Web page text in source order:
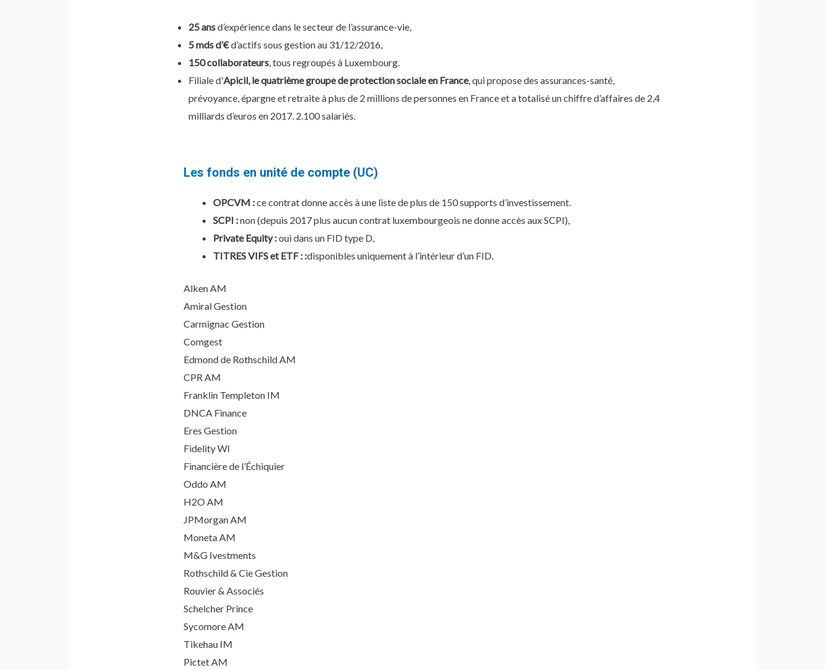
25 ansd’expérience dans le secteur de l’assurance-vie,
5 mds d’€d’actifs sous gestion au 31/12/2016,
150 collaborateurs, tous regroupés à Luxembourg.
Filiale d'Apicil, le quatrième groupe de protection sociale en France, qui propose des assurances-santé,
prévoyance, épargne et retraite à plus de 2 millions de personnes en France et a totalisé un chiffre d’affaires de 2,4
milliards d’euros en 2017. 2.100 salariés.
Les fonds en unité de compte (UC)
OPCVM :ce contrat donne accès à une liste de plus de 150 supports d’investissement.
SCPI :non (depuis 2017 plus aucun contrat luxembourgeois ne donne accès aux SCPI),
Private Equity :oui dans un FID type D,
TITRES VIFS et ETF : :disponibles uniquement à l’intérieur d’un FID.
Alken AM
Amiral Gestion
Carmignac Gestion
Comgest
Edmond de Rothschild AM
CPR AM
Franklin Templeton IM
DNCA Finance
Eres Gestion
Fidelity WI
Financière de l’Échiquier
Oddo AM
H2O AM
JPMorgan AM
Moneta AM
M&G Ivestments
Rothschild & Cie Gestion
Rouvier & Associés
Schelcher Prince
Sycomore AM
Tikehau IM
Pictet AM